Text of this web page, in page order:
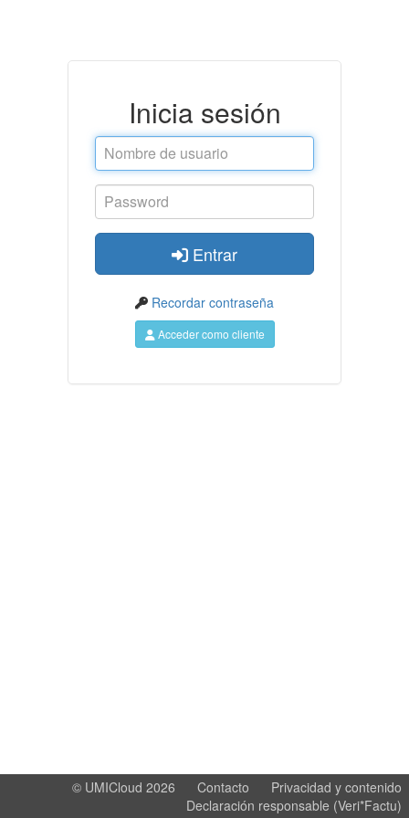
Inicia sesión
Entrar
Recordar contraseña
Acceder como cliente
Área de clientes
Acceder como usuario
© UMICloud 2026 Contacto
Privacidad y contenido
Declaración responsable (Veri*Factu)